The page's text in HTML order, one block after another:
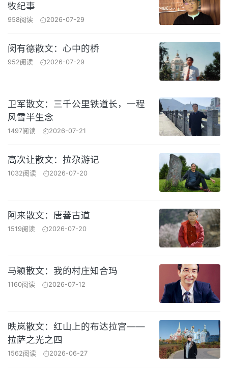
牧纪事
958阅读 2026-07-29
闵有德散文：心中的桥
952阅读 2026-07-29
卫军散文：三千公里铁道长，一程
风雪半生念
1497阅读 2026-07-21
高次让散文：拉尕游记
1032阅读 2026-07-20
阿来散文：唐蕃古道
1519阅读 2026-07-20
马颖散文：我的村庄知合玛
1160阅读 2026-07-12
昳岚散文：红山上的布达拉宫——
拉萨之光之四
1562阅读 2026-06-27